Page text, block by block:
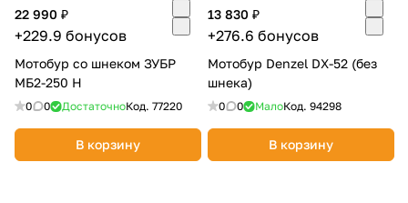
22 990 ₽
+229.9 бонусов
Мотобур со шнеком ЗУБР
МБ2-250 Н
0 0 ДостаточноКод. 77220
В корзину
13 830 ₽
+276.6 бонусов
Мотобур Denzel DX-52 (без
шнека)
0 0 МалоКод. 94298
В корзину